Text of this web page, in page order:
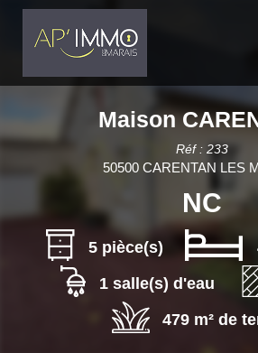
Maison
Réf : 233
50500 CARENTAN LES
NC
5 pièce(s)
1 salle(s) d'eau
479 m² de